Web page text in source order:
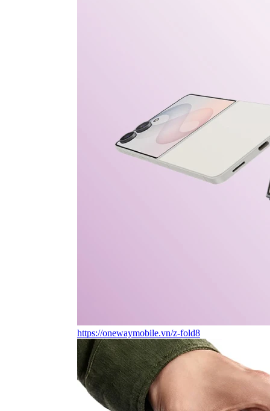
https://onewaymobile.vn/z-fold8